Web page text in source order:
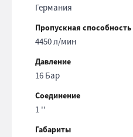
Германия
Пропускная способность
4450 л/мин
Давление
16 Бар
Соединение
1 ''
Габариты